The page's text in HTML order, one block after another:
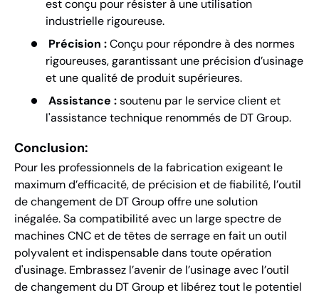
est conçu pour résister à une utilisation
industrielle rigoureuse.
Précision :Conçu pour répondre à des normes
rigoureuses, garantissant une précision d’usinage
et une qualité de produit supérieures.
Assistance :soutenu par le service client et
l'assistance technique renommés de DT Group.
Conclusion:
Pour les professionnels de la fabrication exigeant le
maximum d’efficacité, de précision et de fiabilité, l’outil
de changement de DT Group offre une solution
inégalée. Sa compatibilité avec un large spectre de
machines CNC et de têtes de serrage en fait un outil
polyvalent et indispensable dans toute opération
d'usinage. Embrassez l’avenir de l’usinage avec l’outil
de changement du DT Group et libérez tout le potentiel